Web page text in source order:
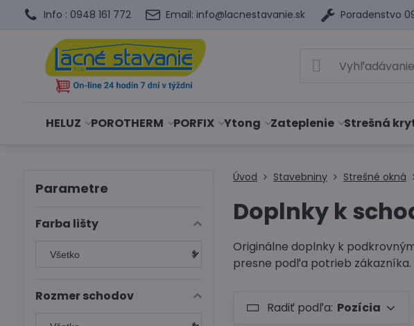
Info : 0948 161 772 Email: info@lacnestavanie.sk Poradenstvo
HELUZ POROTHERM PORFIX Ytong Zateplenie Strešná
Úvod Stavebniny Strešné okná
Doplnky k
Originálne doplnky k
presne podľa potrieb zákazníka.
Radiť podľa: Pozícia
Parametre
Farba lišty
Rozmer schodov